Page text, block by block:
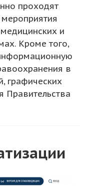
проходят
и
Кроме того,
в
графических
Правительства